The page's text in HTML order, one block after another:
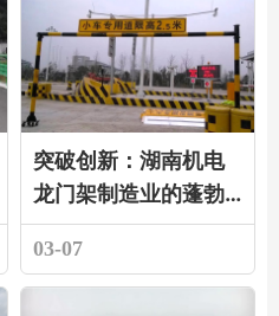
突破创新：湖南机电
龙门架制造业的蓬勃
发展
03-07